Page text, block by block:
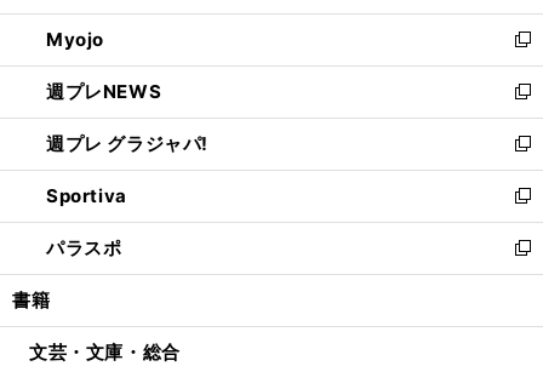
開
く
ウ
で
開
く
ン
ド
ウ
で
開
く
ウ
ィ
ン
ド
ウ
で
開
く
Myojo
新
し
い
ウ
ィ
ン
ド
ウ
で
開
週プレNEWS
新
し
い
ウ
ィ
ン
ド
ウ
開
週プレ グラジャパ!
新
し
い
ウ
ィ
ン
ウ
Sportiva
新
し
い
ウ
ン
パラスポ
新
し
ウ
書籍
文芸・文庫・総合